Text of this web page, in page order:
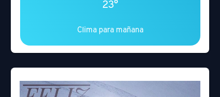
23°
Clima para mañana